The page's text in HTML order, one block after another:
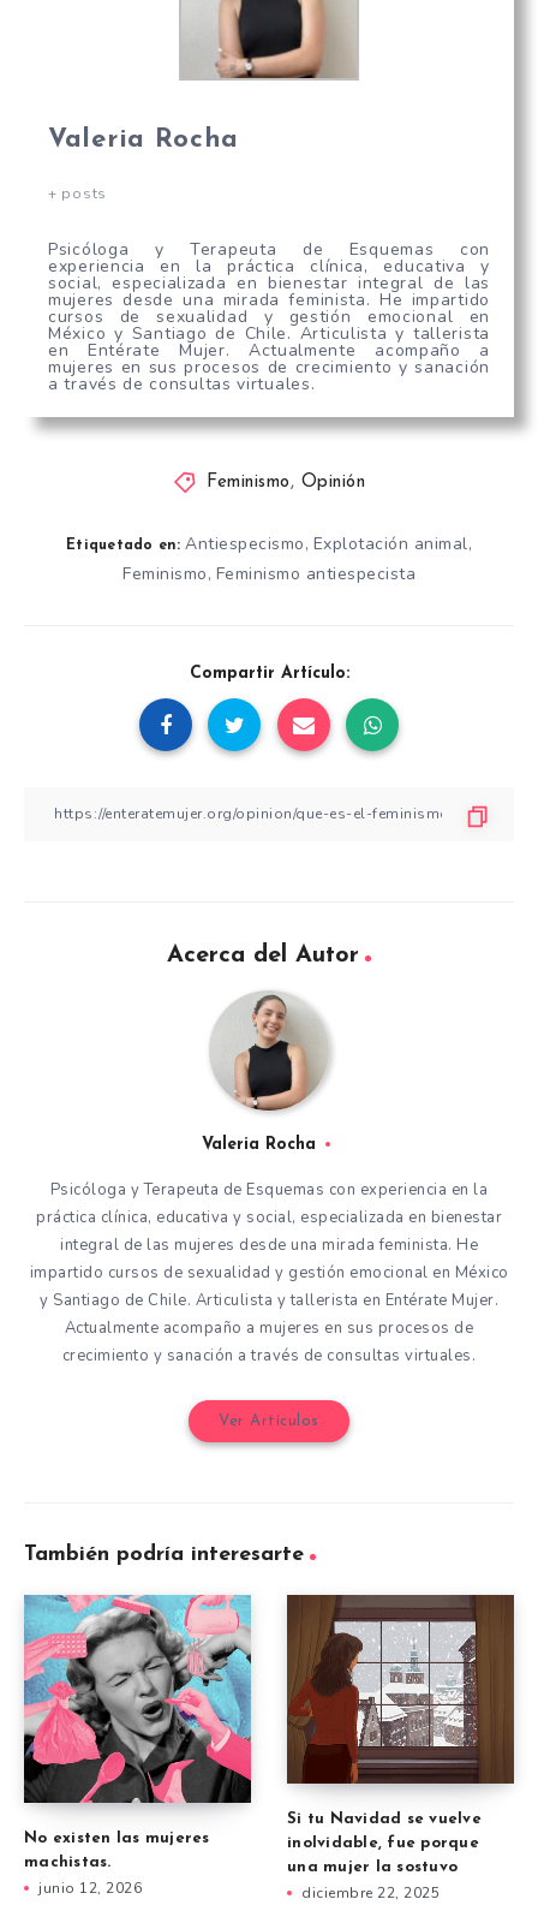
Valeria Rocha
+ posts
Psicóloga y Terapeuta de Esquemas con
experiencia en la práctica clínica, educativa y
social, especializada en bienestar integral de las
mujeres desde una mirada feminista. He impartido
cursos de sexualidad y gestión emocional en
México y Santiago de Chile. Articulista y tallerista
en Entérate Mujer. Actualmente acompaño a
mujeres en sus procesos de crecimiento y sanación
a través de consultas virtuales.
Feminismo , Opinión
Etiquetado en: Antiespecismo, Explotación animal,
Feminismo, Feminismo antiespecista
Compartir Artículo:
Acerca del Autor
Valeria Rocha
Psicóloga y Terapeuta de Esquemas con experiencia en la
práctica clínica, educativa y social, especializada en bienestar
integral de las mujeres desde una mirada feminista. He
impartido cursos de sexualidad y gestión emocional en México
y Santiago de Chile. Articulista y tallerista en Entérate Mujer.
Actualmente acompaño a mujeres en sus procesos de
crecimiento y sanación a través de consultas virtuales.
Ver Artículos
También podría interesarte
No existen las mujeres
machistas.
junio 12, 2026
Si tu Navidad se vuelve
inolvidable, fue porque
una mujer la sostuvo
diciembre 22, 2025